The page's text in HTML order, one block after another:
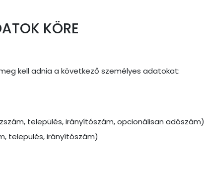
KÖRE
kell adnia a következő személyes adatokat:
település, irányítószám, opcionálisan adószám)
település, irányítószám)